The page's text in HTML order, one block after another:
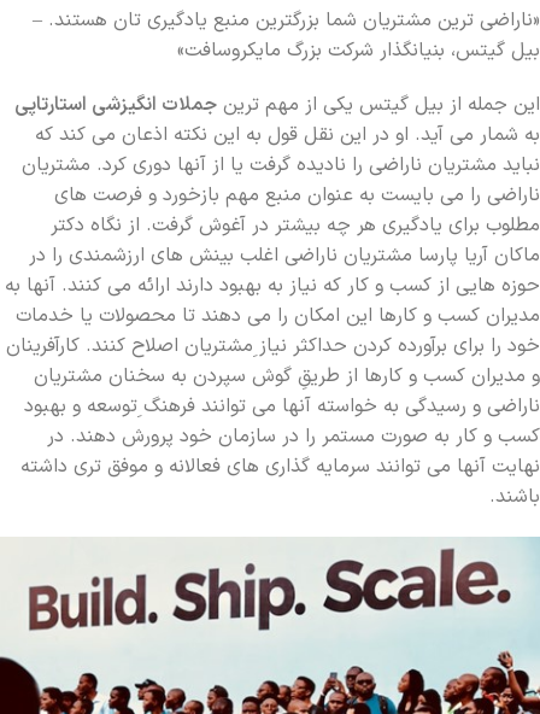
«ناراضی ترین مشتریان شما بزرگترین منبع یادگیری تان هستند. –
بیل گیتس، بنیانگذار شرکت بزرگ مایکروسافت»
این جمله از بیل گیتس یکی از مهم ترین جملات انگیزشی استارتاپی
به شمار می آید. او در این نقل قول به این نکته اذعان می کند که
نباید مشتریان ناراضی را نادیده گرفت یا از آنها دوری کرد. مشتریان
ناراضی را می بایست به عنوان منبع مهم بازخورد و فرصت های
مطلوب برای یادگیری هر چه بیشتر در آغوش گرفت. از نگاه دکتر
ماکان آریا پارسا مشتریان ناراضی اغلب بینش های ارزشمندی را در
حوزه هایی از کسب و کار که نیاز به بهبود دارند ارائه می کنند. آنها به
مدیران کسب و کارها این امکان را می دهند تا محصولات یا خدمات
خود را برای برآورده کردن حداکثر نیاز ِمشتریان اصلاح کنند. کارآفرینان
و مدیران کسب و کارها از طریقِ گوش سپردن به سخنان مشتریان
ناراضی و رسیدگی به خواسته آنها می توانند فرهنگ ِتوسعه و بهبود
ِکسب و کار به صورت مستمر را در سازمان خود پرورش دهند. در
نهایت آنها می توانند سرمایه گذاری های فعالانه و موفق تری داشته
باشند.